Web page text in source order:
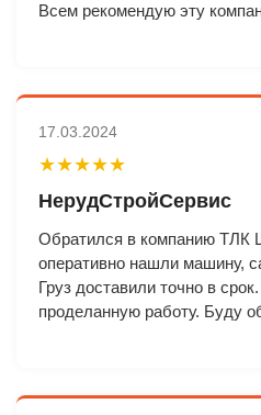
Всем рекомендую эту
17.03.2024
★★★★★
НерудСтройСервис
Обратился в компанию ТЛК
оперативно нашли машину,
Груз доставили точно в
проделанную работу. Буду